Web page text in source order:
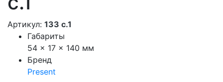
Артикул: 133 с.1
Габариты
54 × 17 × 140 мм
Бренд
Present